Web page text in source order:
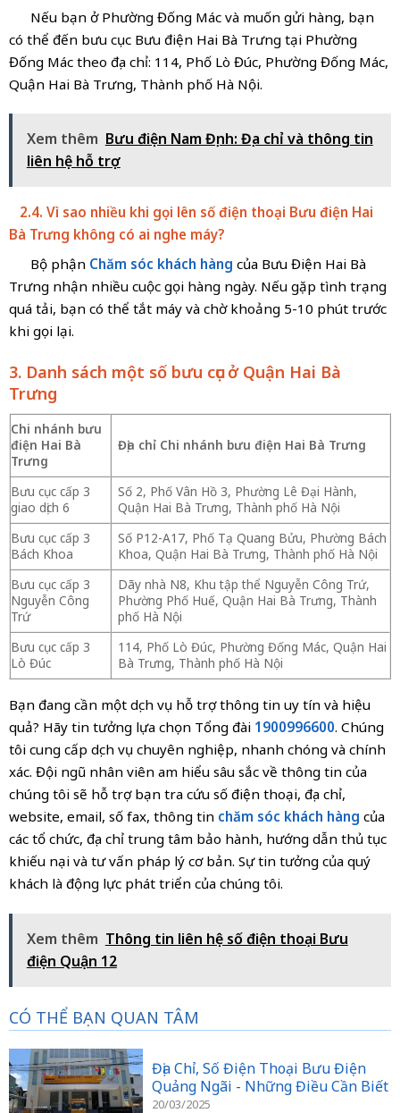
Nếu bạn ở Phường Đống Mác và muốn gửi hàng, bạn
có thể đến bưu cục Bưu điện Hai Bà Trưng tại Phường
Đống Mác theo địa chỉ: 114, Phố Lò Đúc, Phường Đống Mác,
Quận Hai Bà Trưng, Thành phố Hà Nội.
Xem thêm Bưu điện Nam Định: Địa chỉ và thông tin
liên hệ hỗ trợ
2.4. Vì sao nhiều khi gọi lên số điện thoại Bưu điện Hai
Bà Trưng không có ai nghe máy?
Bộ phận Chăm sóc khách hàng của Bưu Điện Hai Bà
Trưng nhận nhiều cuộc gọi hàng ngày. Nếu gặp tình trạng
quá tải, bạn có thể tắt máy và chờ khoảng 5-10 phút trước
khi gọi lại.
3. Danh sách một số bưu cục ở Quận Hai Bà
Trưng
Chi nhánh bưu
điện Hai Bà
Trưng
Địa chỉ Chi nhánh bưu điện Hai Bà Trưng
Bưu cục cấp 3
giao dịch 6
Số 2, Phố Vân Hồ 3, Phường Lê Đại Hành,
Quận Hai Bà Trưng, Thành phố Hà Nội
Bưu cục cấp 3
Bách Khoa
Số P12-A17, Phố Tạ Quang Bửu, Phường Bách
Khoa, Quận Hai Bà Trưng, Thành phố Hà Nội
Bưu cục cấp 3
Nguyễn Công
Trứ
Dãy nhà N8, Khu tập thể Nguyễn Công Trứ,
Phường Phố Huế, Quận Hai Bà Trưng, Thành
phố Hà Nội
Bưu cục cấp 3
Lò Đúc
114, Phố Lò Đúc, Phường Đống Mác, Quận Hai
Bà Trưng, Thành phố Hà Nội
Bạn đang cần một dịch vụ hỗ trợ thông tin uy tín và hiệu
quả? Hãy tin tưởng lựa chọn Tổng đài 1900996600. Chúng
tôi cung cấp dịch vụ chuyên nghiệp, nhanh chóng và chính
xác. Đội ngũ nhân viên am hiểu sâu sắc về thông tin của
chúng tôi sẽ hỗ trợ bạn tra cứu số điện thoại, địa chỉ,
website, email, số fax, thông tin chăm sóc khách hàng của
các tổ chức, địa chỉ trung tâm bảo hành, hướng dẫn thủ tục
khiếu nại và tư vấn pháp lý cơ bản. Sự tin tưởng của quý
khách là động lực phát triển của chúng tôi.
Xem thêm Thông tin liên hệ số điện thoại Bưu
điện Quận 12
CÓ THỂ BẠN QUAN TÂM
Địa Chỉ, Số Điện Thoại Bưu Điện
Quảng Ngãi - Những Điều Cần Biết
20/03/2025